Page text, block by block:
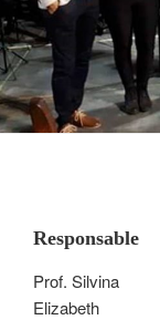
Responsable
Prof. Silvina
Elizabeth